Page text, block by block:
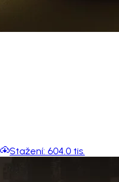
Stažení: 604.0 tis.